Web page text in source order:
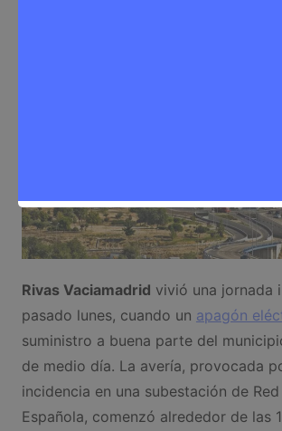
Rivas Vaciamadrid vivió una jornada
pasado lunes, cuando un apagón
suministro a buena parte del
de medio día. La avería, provocada
incidencia en una subestación de
Española, comenzó alrededor de las